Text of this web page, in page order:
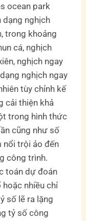
ocean park
dạng nghịch
trong khoảng
cá, nghịch
nghịch ngay
nghịch ngay
tùy chỉnh kế
cải thiện khả
trong hình thức
cũng như số
nổi trội ảo đến
công trình.
toán dự đoán
nhiều chỉ
số lẽ ra lặng
tỷ số công